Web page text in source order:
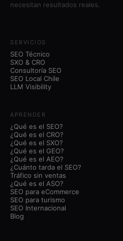
necesitan resultados reales.
SERVICIOS
SEO Técnico
SXO & CRO
Consultoría SEO
SEO Local Chile
LLM Visibility
APRENDER
¿Qué es el SEO?
¿Qué es el CRO?
¿Qué es el SXO?
¿Qué es el GEO?
¿Qué es el AEO?
¿Cuánto tarda el SEO?
Tráfico sin ventas
¿Qué es el ASO?
SEO para eCommerce
SEO para turismo
SEO Internacional
Blog